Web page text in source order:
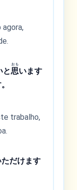
agora,
と思
おも
います
trabalho,
だけます